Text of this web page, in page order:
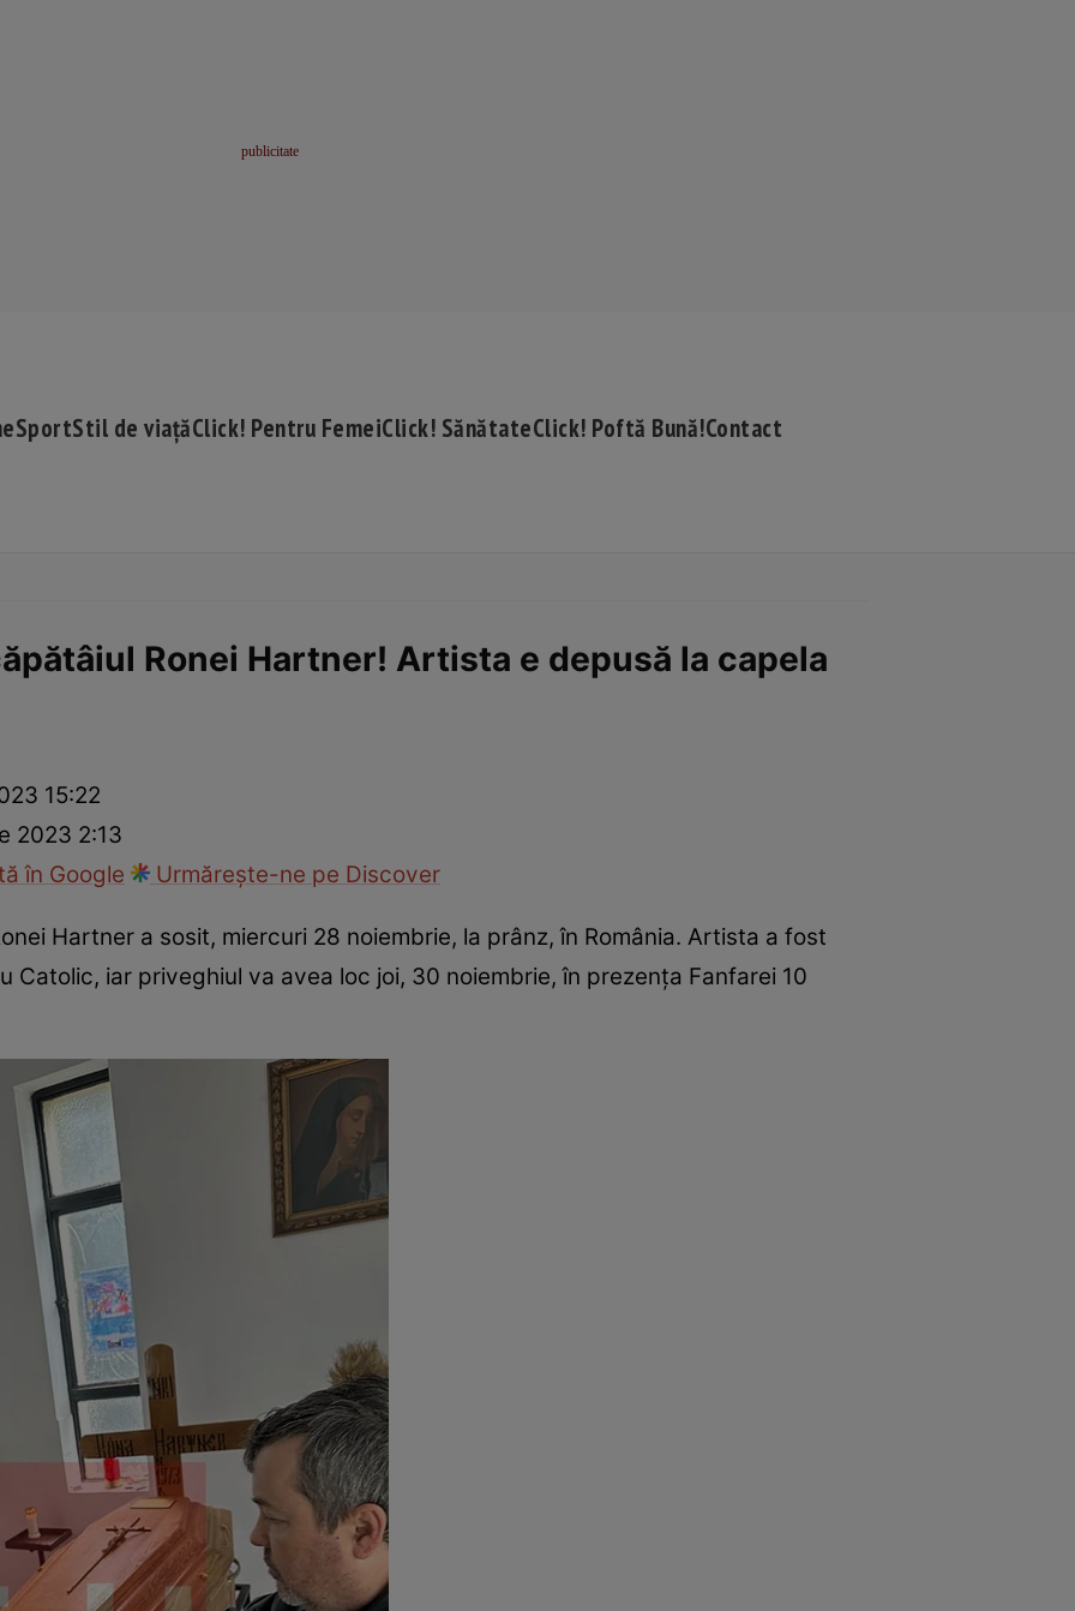
SportStil de viațăClick! Pentru FemeiClick! SănătateClick! Poftă Bună!Contact
Ronei Hartner! Artista e depusă la capela
15:22
2023 2:13
în Google
Urmărește-ne pe Discover
Hartner a sosit, miercuri 28 noiembrie, la prânz, în România. Artista a fost
Catolic, iar priveghiul va avea loc joi, 30 noiembrie, în prezența Fanfarei 10